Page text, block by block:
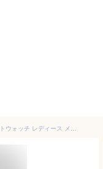
即納「1年保証特典＆高品質＆超人気 」スマートウォッチ レディース メンズ 健康管理 通話機能 運動記録 着信通知 日本製チップ 心拍数 血中酸素 腕時計 歩数計 カロリー消費 android iphone SNS LINE対応 睡眠モニター 防水 軽量 上品 おしゃれ